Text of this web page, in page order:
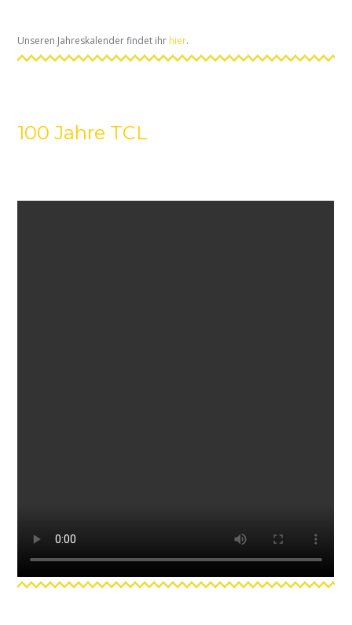
Unseren Jahreskalender findet ihr hier.
100 Jahre TCL